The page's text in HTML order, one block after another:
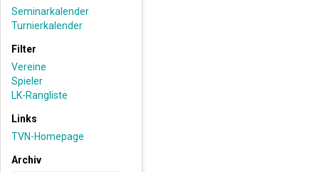
Seminarkalender
Turnierkalender
Filter
Vereine
Spieler
LK-Rangliste
Links
TVN-Homepage
Archiv